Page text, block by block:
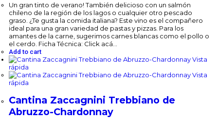
Un gran tinto de verano! También delicioso con un salmón
chileno de la región de los lagos o cualquier otro pescado
graso. ¿Te gusta la comida italiana? Este vino es el compañero
ideal para una gran variedad de pastas y pizzas. Para los
amantes de la carne, sugerimos carnes blancas como el pollo o
el cerdo. Ficha Técnica: Click acá…
Add to cart
Vista
rápida
Vista
rápida
Cantina Zaccagnini Trebbiano de
Abruzzo-Chardonnay